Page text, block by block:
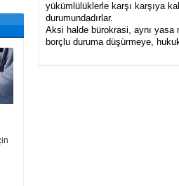
yükümlülüklerle karşı karşıya
durumundadırlar.
Aksi halde bürokrasi, aynı
borçlu duruma düşürmeye,